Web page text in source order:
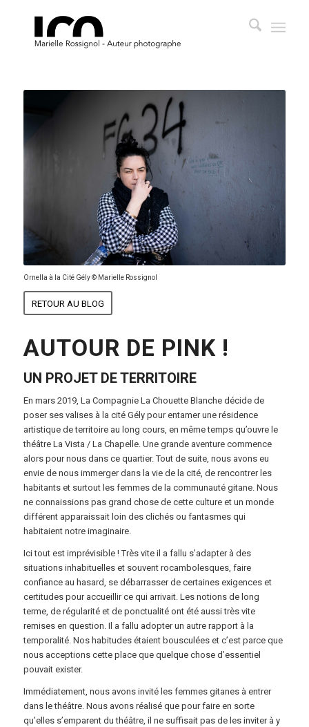
Ornella à la Cité Gély © Marielle Rossignol
RETOUR AU BLOG
AUTOUR DE PINK !
UN PROJET DE TERRITOIRE
En mars 2019, La Compagnie La Chouette Blanche décide de
poser ses valises à la cité Gély pour entamer une résidence
artistique de territoire au long cours, en même temps qu’ouvre le
théâtre La Vista / La Chapelle. Une grande aventure commence
alors pour nous dans ce quartier. Tout de suite, nous avons eu
envie de nous immerger dans la vie de la cité, de rencontrer les
habitants et surtout les femmes de la communauté gitane. Nous
ne connaissions pas grand chose de cette culture et un monde
différent apparaissait loin des clichés ou fantasmes qui
habitaient notre imaginaire.
Ici tout est imprévisible ! Très vite il a fallu s’adapter à des
situations inhabituelles et souvent rocambolesques, faire
confiance au hasard, se débarrasser de certaines exigences et
certitudes pour accueillir ce qui arrivait. Les notions de long
terme, de régularité et de ponctualité ont été aussi très vite
remises en question. Il a fallu adopter un autre rapport à la
temporalité. Nos habitudes étaient bousculées et c’est parce que
nous acceptions cette place que quelque chose d’essentiel
pouvait exister.
Immédiatement, nous avons invité les femmes gitanes à entrer
dans le théâtre. Nous avons réalisé que pour faire en sorte
qu’elles s’emparent du théâtre, il ne suffisait pas de les inviter à y